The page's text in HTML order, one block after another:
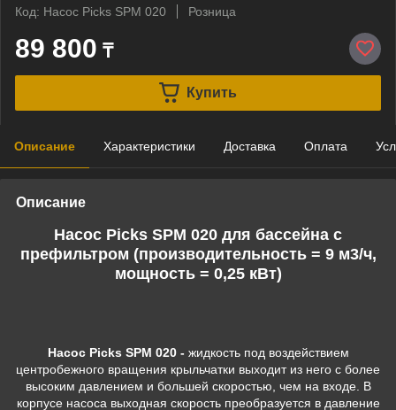
Код: Насос Picks SPM 020
Розница
89 800 ₸
Купить
Описание Характеристики Доставка Оплата
Описание
Насос Picks SPM 020 для бассейна c
префильтром (производительность = 9 м3/ч,
мощность = 0,25 кВт)
Насос Picks SPM 020 - жидкость под воздействием
центробежного вращения крыльчатки выходит из него с более
высоким давлением и большей скоростью, чем на входе. В
корпусе насоса выходная скорость преобразуется в давление